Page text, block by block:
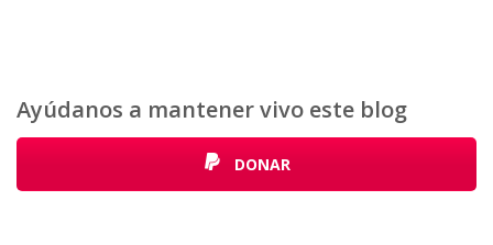
Ayúdanos a mantener vivo este blog
DONAR